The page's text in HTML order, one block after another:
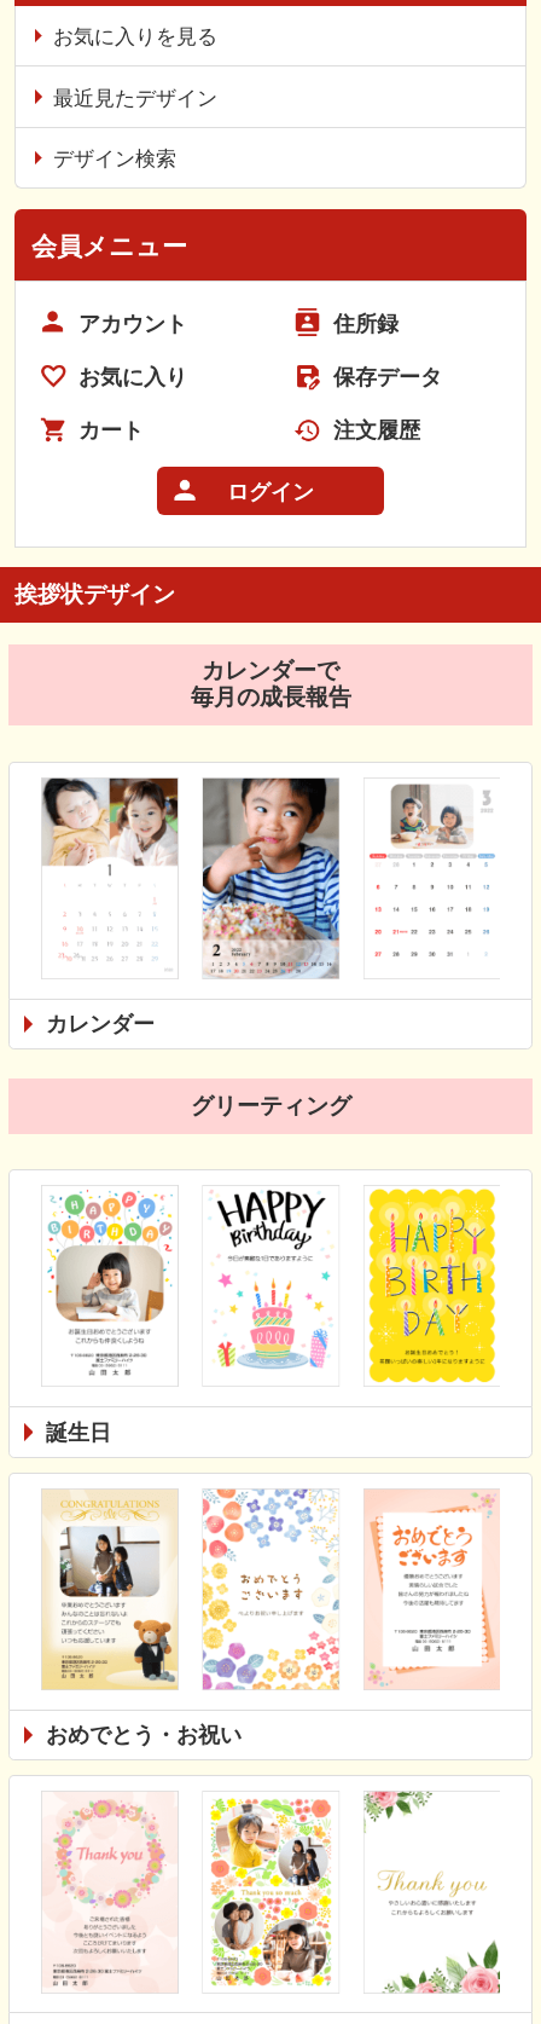
お気に入りを見る
最近見たデザイン
デザイン検索
会員メニュー
アカウント 住所録
お気に入り 保存データ
カート 注文履歴
ログイン
挨拶状デザイン
カレンダーで
毎月の成長報告
カレンダー
グリーティング
誕生日
おめでとう・お祝い